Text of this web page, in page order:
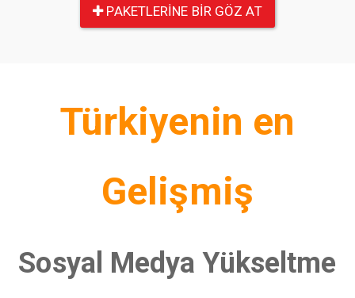
PAKETLERINE BIR GÖZ AT
Türkiyenin en
Gelişmiş
Sosyal Medya Yükseltme